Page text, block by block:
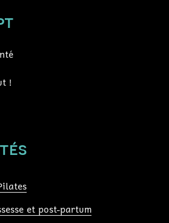
!
et post-partum